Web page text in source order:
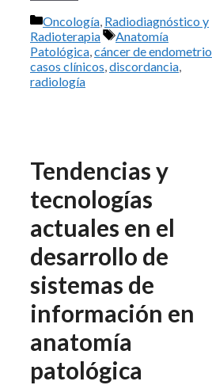
Categorías
Oncología, Radiodiagnóstico y
Radioterapia
Etiquetas
Anatomía
Patológica,cáncer de endometrio
casos clínicos,discordancia,
radiología
Tendencias y
tecnologías
actuales en el
desarrollo de
sistemas de
información en
anatomía
patológica